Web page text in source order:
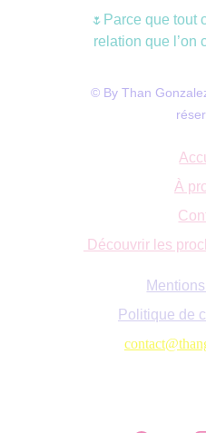
🌷 Parce que tout
relation que l’on
© By Than
À
Découvrir les
Politique de